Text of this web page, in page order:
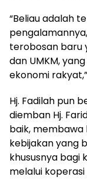
“Beliau adalah
terobosan baru
dan UMKM,
ekonomi
Hj. Fadilah pun
diemban Hj.
baik,
kebijakan yang
khususnya bagi
melalui